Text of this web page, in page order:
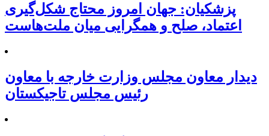
پزشکیان: جهان امروز محتاج شکل‌گیری
اعتماد، صلح و همگرایی میان ملت‌هاست
دیدار معاون مجلس وزارت خارجه با معاون
رئیس مجلس تاجیکستان